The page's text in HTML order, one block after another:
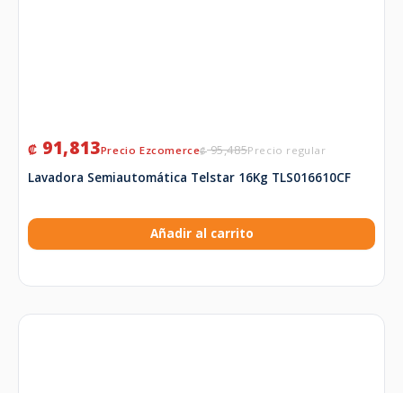
₡95,485
₡ 91,813
Lavadora Semiautomática Telstar 16Kg TLS016610CF
Añadir al carrito